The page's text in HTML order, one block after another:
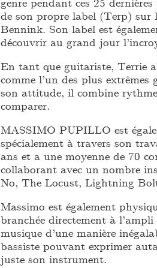
de son propre label (Terp) sur
Bennink. Son label est
découvrir au grand jour
En tant que guitariste, Terrie
comme l’un des plus
son attitude, il combine
comparer.
MASSIMO PUPILLO est
spécialement à travers son
ans et a une moyenne de 70
collaborant avec un nombre
No, The Locust, Lightning
Massimo est également
branchée directement à
musique d’une manière
bassiste pouvant exprimer
juste son instrument.